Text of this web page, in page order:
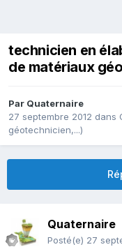
technicien en
de matériaux
Par Quaternaire
27 septembre 2012 dans
géotechnicien,...)
Quaternaire
Posté(e) 27